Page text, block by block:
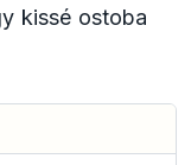
kissé ostoba